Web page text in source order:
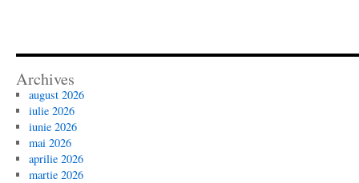
Archives
august 2026
iulie 2026
iunie 2026
mai 2026
aprilie 2026
martie 2026